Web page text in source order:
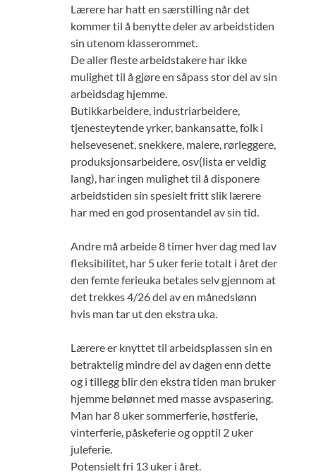
Lærere har hatt en særstilling når det
kommer til å benytte deler av arbeidstiden
sin utenom klasserommet.
De aller fleste arbeidstakere har ikke
mulighet til å gjøre en såpass stor del av sin
arbeidsdag hjemme.
Butikkarbeidere, industriarbeidere,
tjenesteytende yrker, bankansatte, folk i
helsevesenet, snekkere, malere, rørleggere,
produksjonsarbeidere, osv(lista er veldig
lang), har ingen mulighet til å disponere
arbeidstiden sin spesielt fritt slik lærere
har med en god prosentandel av sin tid.
Andre må arbeide 8 timer hver dag med lav
fleksibilitet, har 5 uker ferie totalt i året der
den femte ferieuka betales selv gjennom at
det trekkes 4/26 del av en månedslønn
hvis man tar ut den ekstra uka.
Lærere er knyttet til arbeidsplassen sin en
betraktelig mindre del av dagen enn dette
og i tillegg blir den ekstra tiden man bruker
hjemme belønnet med masse avspasering.
Man har 8 uker sommerferie, høstferie,
vinterferie, påskeferie og opptil 2 uker
juleferie.
Potensielt fri 13 uker i året.